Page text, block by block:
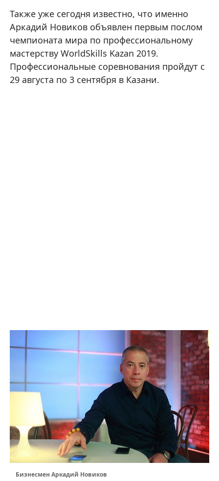
Также уже сегодня известно, что именно
Аркадий Новиков объявлен первым послом
чемпионата мира по профессиональному
мастерству WorldSkills Kazan 2019.
Профессиональные соревнования пройдут c
29 августа по 3 сентября в Казани.
Бизнесмен Аркадий Новиков